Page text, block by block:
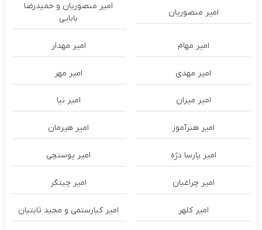
امیر منصوریان
امیر منصوریان و حمیدرضا
بابایی
امیر مهام امیر مهدار
امیر مهدی امیر مهر
امیر میران امیر نیا
امیر هنرآموز امیر هیرمان
امیر پارسا دژه امیر پوستچی
امیر چراغیان امیر چیتگر
امیر کلهر امیر کیارستمی و مجید ثابتیان